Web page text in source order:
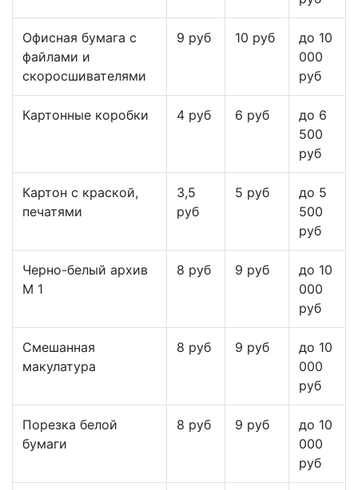
Офисная бумага с
файлами и
скоросшивателями
9 руб 10 руб
до 10
000
руб
Картонные коробки 4 руб 6 руб
до 6
500
руб
Картон с краской,
печатями
3,5
руб
5 руб
до 5
500
руб
Черно-белый архив
М 1
8 руб 9 руб
до 10
000
руб
Смешанная
макулатура
8 руб 9 руб
до 10
000
руб
Порезка белой
бумаги
8 руб 9 руб
до 10
000
руб